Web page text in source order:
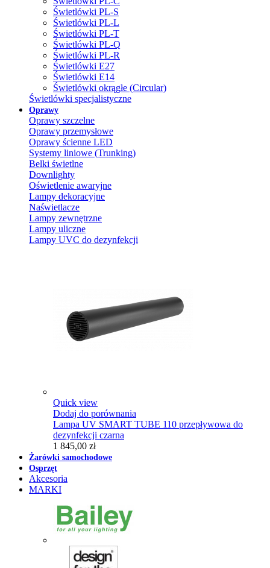
Świetlówki PL-S
Świetlówki PL-L
Świetlówki PL-T
Świetlówki PL-Q
Świetlówki PL-R
Świetlówki E27
Świetlówki E14
Świetlówki okrągłe (Circular)
Świetlówki specjalistyczne
Oprawy
Oprawy szczelne
Oprawy przemysłowe
Oprawy ścienne LED
Systemy liniowe (Trunking)
Belki świetlne
Downlighty
Oświetlenie awaryjne
Lampy dekoracyjne
Naświetlacze
Lampy zewnętrzne
Lampy uliczne
Lampy UVC do dezynfekcji
Quick view
Dodaj do porównania
Lampa UV SMART TUBE 110 przepływowa do
dezynfekcji czarna
1 845,00 zł
Żarówki samochodowe
Osprzęt
Akcesoria
MARKI